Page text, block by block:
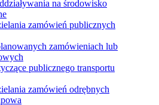
na środowisko
zamówień publicznych
zamówieniach lub
publicznego transportu
zamówień odrębnych